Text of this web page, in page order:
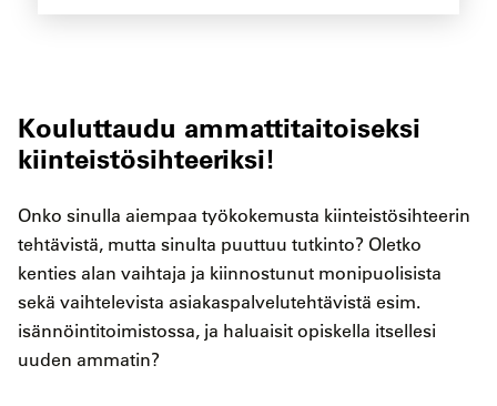
Kouluttaudu ammattitaitoiseksi
kiinteistösihteeriksi!
Onko sinulla aiempaa työkokemusta kiinteistösihteerin
tehtävistä, mutta sinulta puuttuu tutkinto? Oletko
kenties alan vaihtaja ja kiinnostunut monipuolisista
sekä vaihtelevista asiakaspalvelutehtävistä esim.
isännöintitoimistossa, ja haluaisit opiskella itsellesi
uuden ammatin?